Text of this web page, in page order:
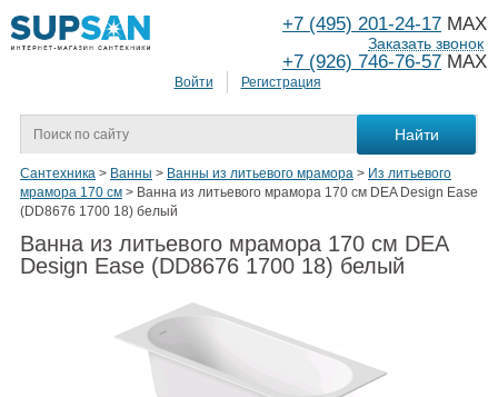
Войти Регистрация
+7 (495) 201-24-17 MAX
+7 (926) 746-76-57 MAX
Заказать звонок
Сантехника > Ванны > Ванны из литьевого мрамора > Из литьевого
мрамора 170 см > Ванна из литьевого мрамора 170 см DEA Design Ease
(DD8676 1700 18) белый
Ванна из литьевого мрамора 170 см DEA
Design Ease (DD8676 1700 18) белый